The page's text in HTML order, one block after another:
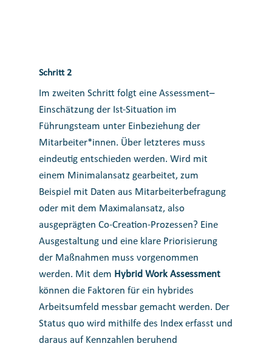
Schritt 2
Im zweiten Schritt folgt eine Assessment–
Einschätzung der Ist-Situation im
Führungsteam unter Einbeziehung der
Mitarbeiter*innen. Über letzteres muss
eindeutig entschieden werden. Wird mit
einem Minimalansatz gearbeitet, zum
Beispiel mit Daten aus Mitarbeiterbefragung
oder mit dem Maximalansatz, also
ausgeprägten Co-Creation-Prozessen? Eine
Ausgestaltung und eine klare Priorisierung
der Maßnahmen muss vorgenommen
werden. Mit dem Hybrid Work Assessment
können die Faktoren für ein hybrides
Arbeitsumfeld messbar gemacht werden. Der
Status quo wird mithilfe des Index erfasst und
daraus auf Kennzahlen beruhend